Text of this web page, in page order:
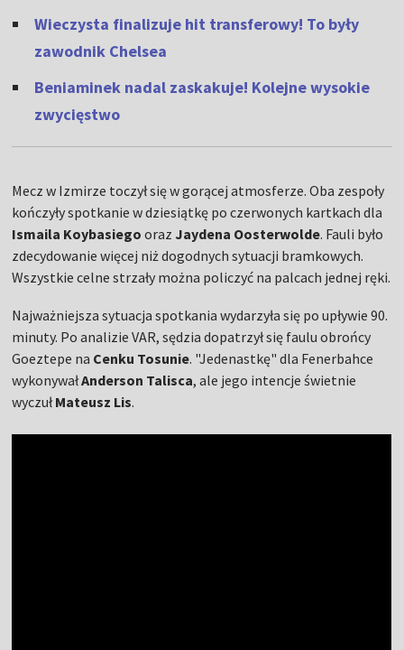
Wieczysta finalizuje hit transferowy! To były
zawodnik Chelsea
Beniaminek nadal zaskakuje! Kolejne wysokie
zwycięstwo
Mecz w Izmirze toczył się w gorącej atmosferze. Oba zespoły
kończyły spotkanie w dziesiątkę po czerwonych kartkach dla
Ismaila Koybasiegooraz Jaydena Oosterwolde. Fauli było
zdecydowanie więcej niż dogodnych sytuacji bramkowych.
Wszystkie celne strzały można policzyć na palcach jednej ręki.
Najważniejsza sytuacja spotkania wydarzyła się po upływie 90.
minuty. Po analizie VAR, sędzia dopatrzył się faulu obrońcy
Goeztepe na Cenku Tosunie. "Jedenastkę" dla Fenerbahce
wykonywałAnderson Talisca, ale jego intencje świetnie
wyczułMateusz Lis.